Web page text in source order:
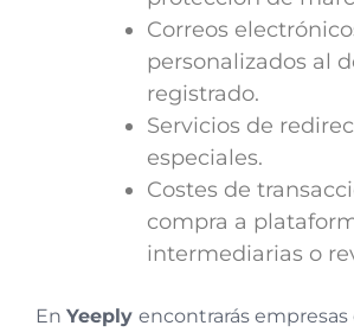
Correos
personalizados al
registrado.
Servicios de
especiales.
Costes de
compra a
intermediarias o
En Yeeply encontrarás empresas